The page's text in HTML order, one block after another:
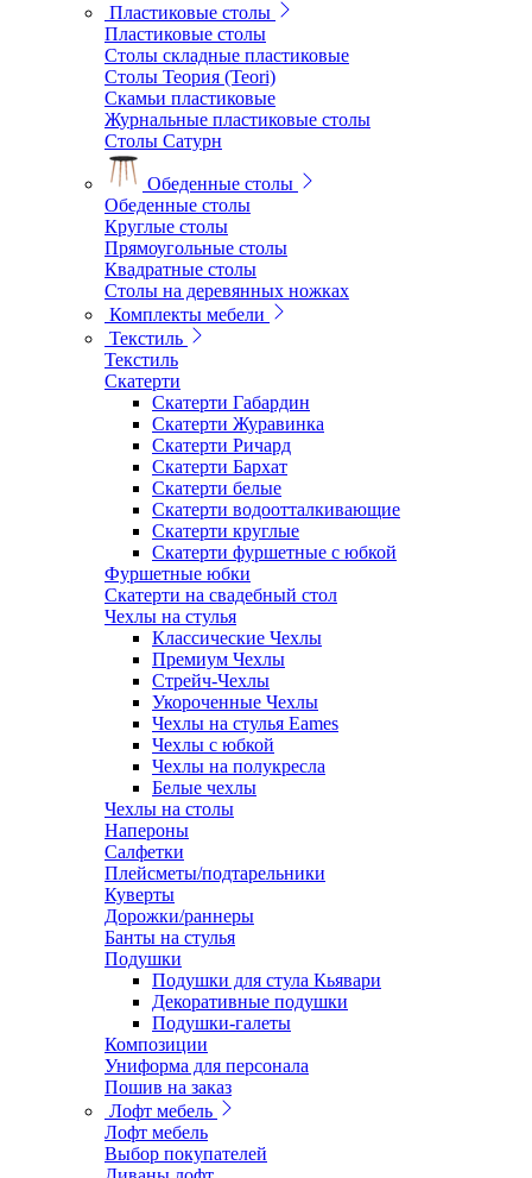
Пластиковые столы
Пластиковые столы
Столы складные пластиковые
Столы Теория (Teori)
Скамьи пластиковые
Журнальные пластиковые столы
Столы Сатурн
Обеденные столы
Обеденные столы
Круглые столы
Прямоугольные столы
Квадратные столы
Столы на деревянных ножках
Комплекты мебели
Текстиль
Текстиль
Скатерти
Скатерти Габардин
Скатерти Журавинка
Скатерти Ричард
Скатерти Бархат
Скатерти белые
Скатерти водоотталкивающие
Скатерти круглые
Скатерти фуршетные с юбкой
Фуршетные юбки
Скатерти на свадебный стол
Чехлы на стулья
Классические Чехлы
Премиум Чехлы
Стрейч-Чехлы
Укороченные Чехлы
Чехлы на стулья Eames
Чехлы с юбкой
Чехлы на полукресла
Белые чехлы
Чехлы на столы
Напероны
Салфетки
Плейсметы/подтарельники
Куверты
Дорожки/раннеры
Банты на стулья
Подушки
Подушки для стула Кьявари
Декоративные подушки
Подушки-галеты
Композиции
Униформа для персонала
Пошив на заказ
Лофт мебель
Лофт мебель
Выбор покупателей